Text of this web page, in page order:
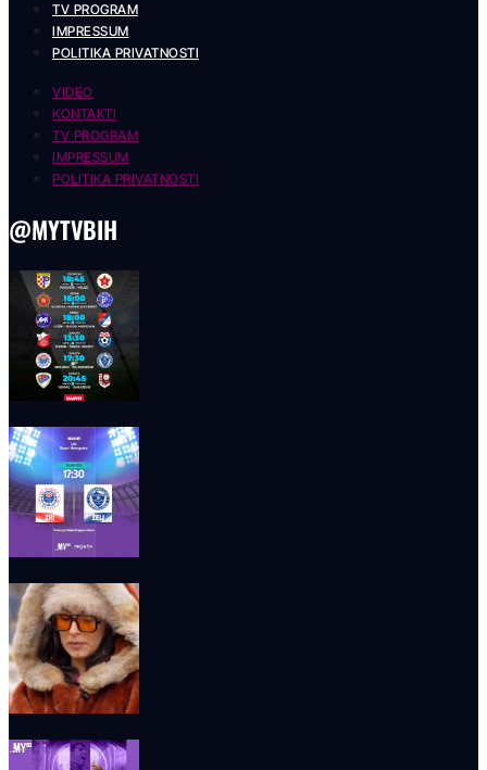
TV PROGRAM
IMPRESSUM
POLITIKA PRIVATNOSTI
VIDEO
KONTAKTI
TV PROGRAM
IMPRESSUM
POLITIKA PRIVATNOSTI
@MYTVBIH